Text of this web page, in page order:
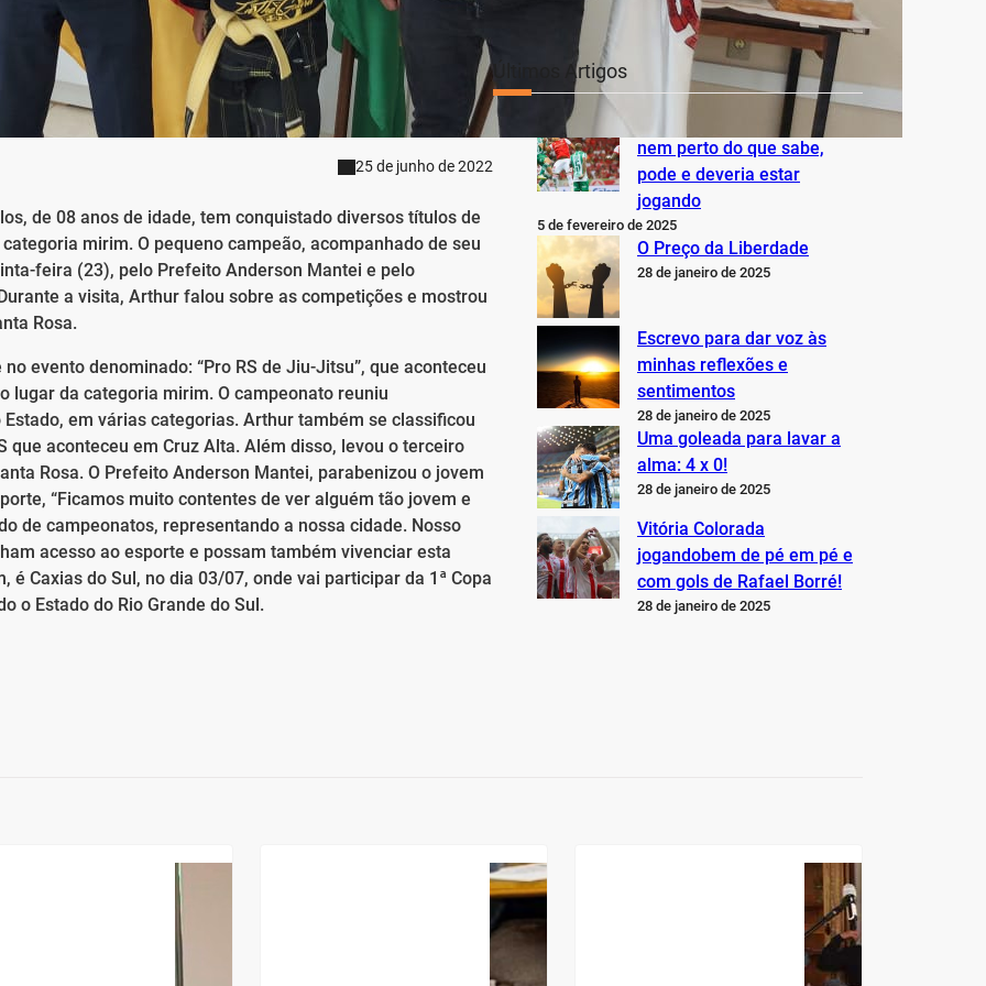
25 de junho de 2022
de 08 anos de idade, tem conquistado diversos títulos de
mirim. O pequeno campeão, acompanhado de seu
feira (23), pelo Prefeito Anderson Mantei e pelo
a visita, Arthur falou sobre as competições e mostrou
Rosa.
evento denominado: “Pro RS de Jiu-Jitsu”, que aconteceu
lugar da categoria mirim. O campeonato reuniu
em várias categorias. Arthur também se classificou
que aconteceu em Cruz Alta. Além disso, levou o terceiro
Rosa. O Prefeito Anderson Mantei, parabenizou o jovem
“Ficamos muito contentes de ver alguém tão jovem e
de campeonatos, representando a nossa cidade. Nosso
acesso ao esporte e possam também vivenciar esta
Caxias do Sul, no dia 03/07, onde vai participar da 1ª Copa
o Estado do Rio Grande do Sul.
Últimos Artigos
O Inter não está jogando
nem perto do que sabe,
pode e deveria estar
jogando
5 de fevereiro de 2025
O Preço da Liberdade
28 de janeiro de 2025
Escrevo para dar voz às
minhas reflexões e
sentimentos
28 de janeiro de 2025
Uma goleada para lavar a
alma: 4 x 0!
28 de janeiro de 2025
Vitória Colorada
jogandobem de pé em pé e
com gols de Rafael Borré!
28 de janeiro de 2025